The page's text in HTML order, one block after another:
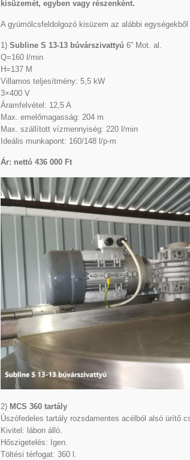
kisüzemét, egyben vagy részenként.
A gyümölcsfeldolgozó kisüzem az alábbi egységekből
1) Subline S 13-13 búvárszivattyú 6” Mot. al.
Q=160 l/min
H=137 M
Villamos teljesítmény: 5,5 kW
3×400 V
Áramfelvétel: 12,5 A
Max. emelőmagasság: 204 m
Max. szállított vízmennyiség: 220 l/min
Ideális munkapont: 160/148 l/p-m
Ár: nettó 436 000 Ft
2) MCS 360 tartály
Úszófedeles tartály rozsdamentes acélból alsó ürítő
Kivitel: lábon álló.
Hőszigetelés: Igen.
Töltési térfogat: 360 l.